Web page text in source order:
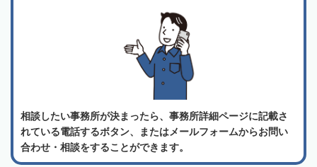
相談したい事務所が決まったら、事務所詳細ページに記載さ
れている電話するボタン、またはメールフォームからお問い
合わせ・相談をすることができます。